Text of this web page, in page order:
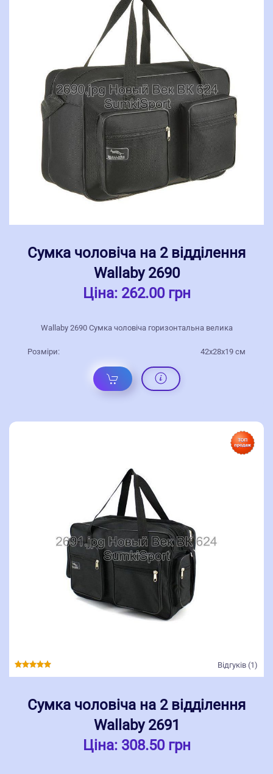
Сумка чоловіча на 2 відділення
Wallaby 2690
Ціна: 262.00 грн
Wallaby 2690 Сумка чоловіча горизонтальна велика
Розміри: 42x28x19 см
Відгуків (1)
Сумка чоловіча на 2 відділення
Wallaby 2691
Ціна: 308.50 грн